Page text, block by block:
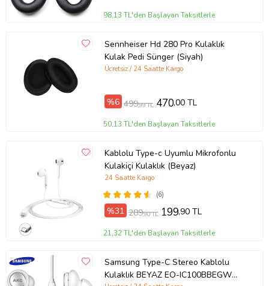
98,13 TL'den Başlayan Taksitlerle
Sennheiser Hd 280 Pro Kulaklık
Kulak Pedi Sünger (Siyah)
Ücretsiz / 24 Saatte Kargo
%6 499,99 TL 470,00 TL
50,13 TL'den Başlayan Taksitlerle
Kablolu Type-c Uyumlu Mikrofonlu
Kulakiçi Kulaklık (Beyaz)
(6)
24 Saatte Kargo
%31 289,90 TL 199,90 TL
21,32 TL'den Başlayan Taksitlerle
Samsung Type-C Stereo Kablolu
Kulaklık BEYAZ EO-IC100BBEGWW